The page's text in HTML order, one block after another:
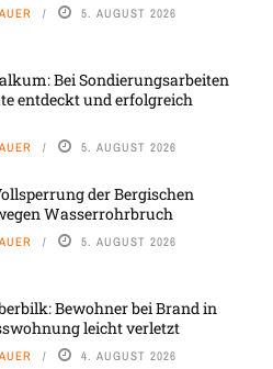
5. AUGUST 2026
Bei Sondierungsarbeiten
entdeckt und erfolgreich
5. AUGUST 2026
der Bergischen
Wasserrohrbruch
5. AUGUST 2026
Bewohner bei Brand in
leicht verletzt
4. AUGUST 2026